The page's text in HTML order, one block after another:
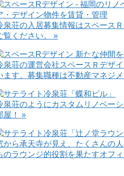
泉荘の入居募集情報はスペース
覧ください。 »
泉荘の運営会社スペースＲデザ
ます。募集職種は不動産マネジ
泉荘のようにカスタムリノベー
屋！ »
から承天寺が見え、たくさんの
のラウンジ的役割を果たすオフ